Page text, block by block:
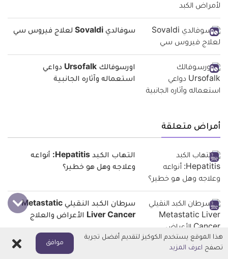
سوفالدي Sovaldi لعلاج فيروس سي
اورسوفالك Ursofalk دواعي
استعماله وآثاره الجانبية
أمراض متعلقة
التهاب الكبد Hepatitis: أنواعه
وعلاجه وهل هو خطير؟
سرطان الكبد النقيلي Metastatic
Liver Cancer الأعراض والعلاج
هذا الموقع يستخدم الكوكيز لتقديم أفضل تجربة
تصفح اعرف المزيد
موافق اغلاق